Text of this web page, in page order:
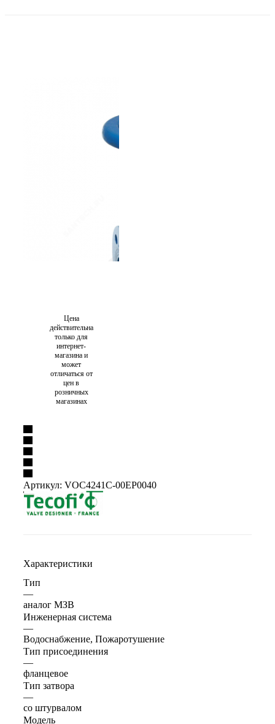
Цена
действительна
только для
интернет-
магазина и
может
отличаться от
цен в
розничных
магазинах
Артикул: VOC4241C-00EP0040
Характеристики
Тип
—
аналог МЗВ
Инженерная система
—
Водоснабжение, Пожаротушение
Тип присоединения
—
фланцевое
Тип затвора
—
со штурвалом
Модель